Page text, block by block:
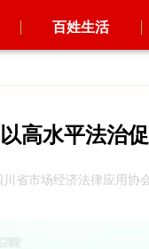
百姓生活
以高水平法治
省市场经济法律应用